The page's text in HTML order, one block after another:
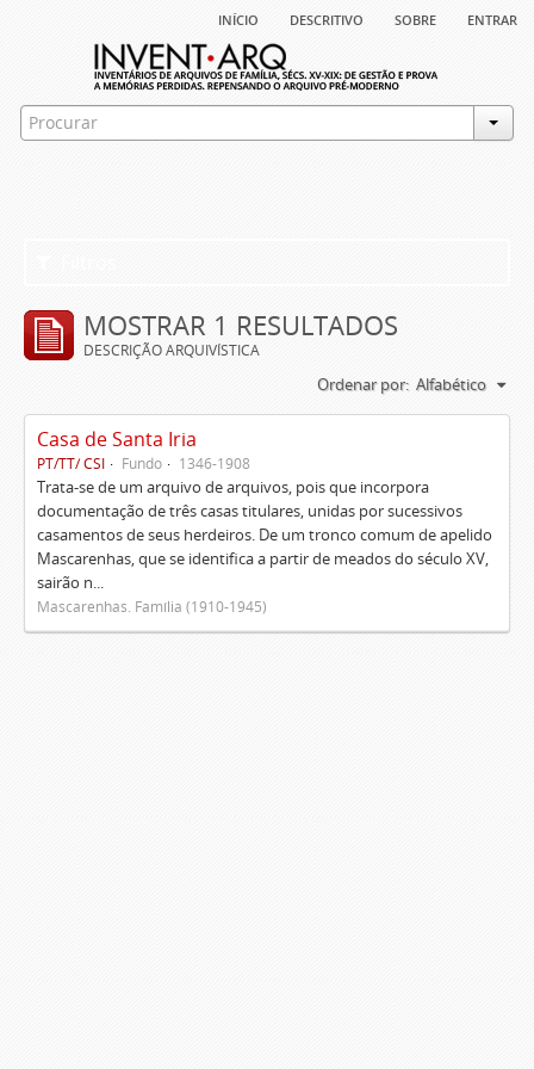
início descritivo sobre entrar
MOSTRAR 1 RESULTADOS
DESCRIÇÃO ARQUIVÍSTICA
Ordenar por: Alfabético
Casa de Santa Iria
PT/TT/ CSI Fundo 1346-1908
Trata-se de um arquivo de arquivos, pois que incorpora
documentação de três casas titulares, unidas por sucessivos
casamentos de seus herdeiros. De um tronco comum de apelido
Mascarenhas, que se identifica a partir de meados do século XV,
sairão n...
Mascarenhas. Família (1910-1945)